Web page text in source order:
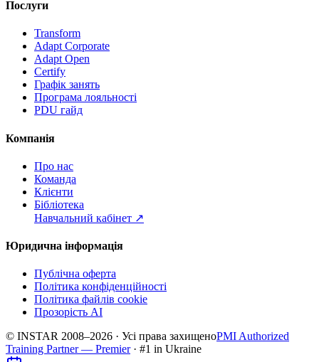
Послуги
Transform
Adapt Corporate
Adapt Open
Certify
Графік занять
Програма лояльності
PDU гайд
Компанія
Про нас
Команда
Клієнти
Бібліотека
Навчальний кабінет ↗
Юридична інформація
Публічна оферта
Політика конфіденційності
Політика файлів cookie
Прозорість AI
© INSTAR 2008–2026 · Усі права захищеноPMI Authorized
Training Partner — Premier· #1 in Ukraine